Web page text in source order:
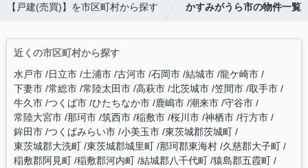
【戸建(売買)】を市区町村から探す かすみがうら市の物件一覧
近くの市区町村から探す
水戸市 日立市 土浦市 古河市 石岡市 結城市 龍ケ崎市
下妻市 常総市 常陸太田市 高萩市 北茨城市 笠間市 取手市
牛久市 つくば市 ひたちなか市 鹿嶋市 潮来市 守谷市
常陸大宮市 那珂市 筑西市 稲敷市 桜川市 神栖市 行方市
鉾田市 つくばみらい市 小美玉市 東茨城郡茨城町
東茨城郡大洗町 東茨城郡城里町 那珂郡東海村 久慈郡大子町
稲敷郡阿見町 稲敷郡河内町 結城郡八千代町 猿島郡五霞町